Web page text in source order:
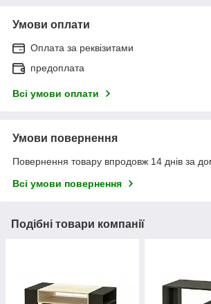
Умови оплати
Оплата за реквізитами
предоплата
Всі умови оплати
Умови повернення
Повернення товару впродовж 14 днів за
Всі умови повернення
Подібні товари компанії